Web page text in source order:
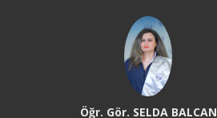
Öğr. Gör. SELDA BALCAN